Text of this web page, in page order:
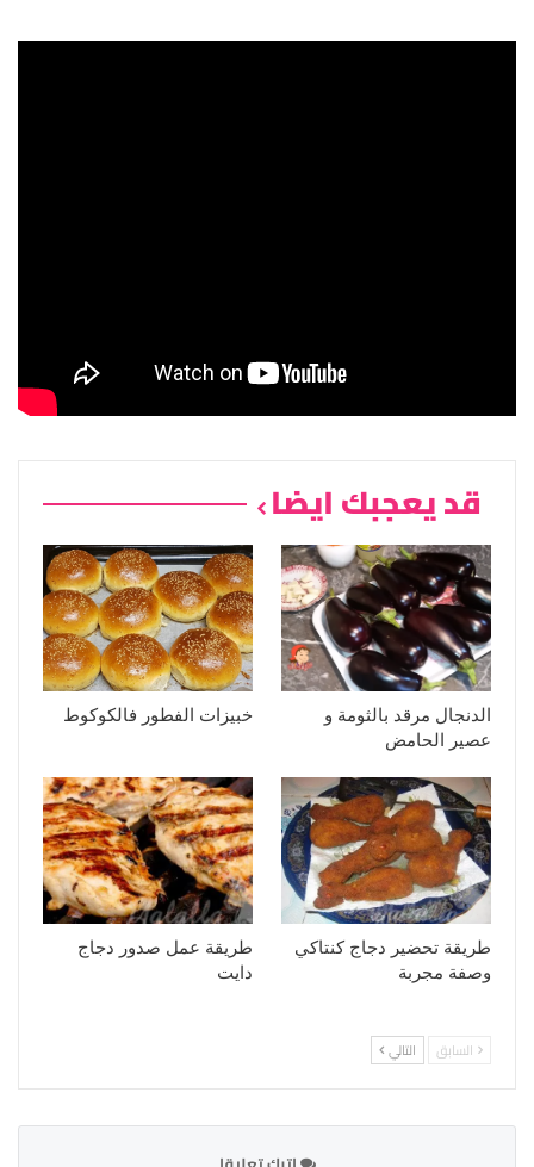
قد يعجبك ايضا
الدنجال مرقد بالثومة و
عصير الحامض
خبيزات الفطور فالكوكوط
طريقة تحضير دجاج كنتاكي
وصفة مجربة
طريقة عمل صدور دجاج
دايت
السابق التالي